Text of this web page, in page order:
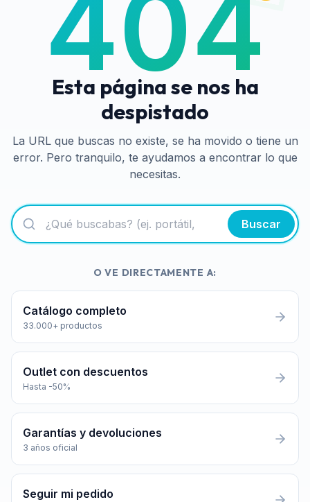
404
Esta página se nos ha
despistado
La URL que buscas no existe, se ha movido o tiene un
error. Pero tranquilo, te ayudamos a encontrar lo que
necesitas.
Buscar
O VE DIRECTAMENTE A:
Catálogo completo
33.000+ productos
Outlet con descuentos
Hasta -50%
Garantías y devoluciones
3 años oficial
Seguir mi pedido